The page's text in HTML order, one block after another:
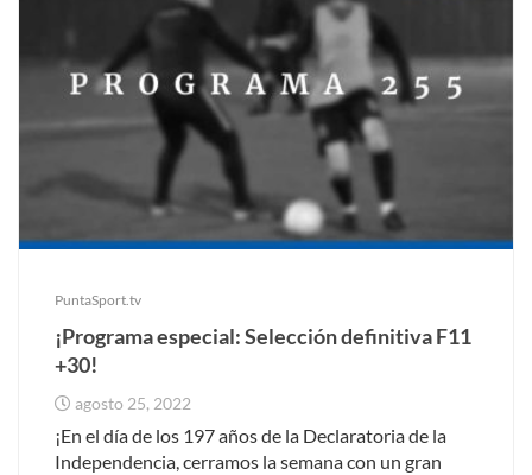
PuntaSport.tv
¡Programa especial: Selección definitiva F11
+30!
agosto 25, 2022
¡En el día de los 197 años de la Declaratoria de la
Independencia, cerramos la semana con un gran